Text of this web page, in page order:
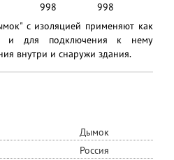
998
998
с изоляцией применяют как
и для подключения к нему
внутри и снаружи здания.
Дымок
Россия